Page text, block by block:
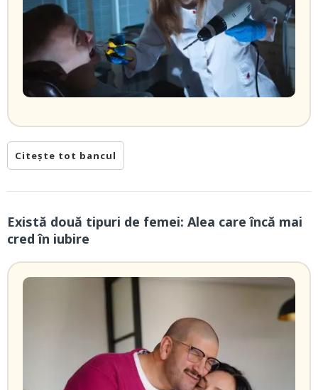
Citește tot bancul
Există două tipuri de femei: Alea care încă mai
cred în iubire